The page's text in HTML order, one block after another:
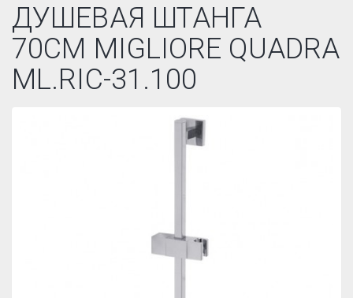
ДУШЕВАЯ ШТАНГА
70СМ MIGLIORE QUADRA
ML.RIC-31.100